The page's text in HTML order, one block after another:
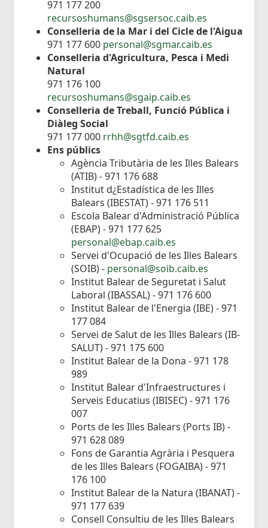
971 177 200
recursoshumans@sgsersoc.caib.es
Conselleria de la Mar i del Cicle de l'Aigua
971 177 600 personal@sgmar.caib.es
Conselleria d'Agricultura, Pesca i Medi
Natural
971 176 100
recursoshumans@sgaip.caib.es
Conselleria de Treball, Funció Pública i
Diàleg Social
971 177 000 rrhh@sgtfd.caib.es
Ens públics
Agència Tributària de les Illes Balears
(ATIB) - 971 176 688
Institut d¿Estadística de les Illes
Balears (IBESTAT) - 971 176 511
Escola Balear d'Administració Pública
(EBAP) - 971 177 625
personal@ebap.caib.es
Servei d'Ocupació de les Illes Balears
(SOIB) - personal@soib.caib.es
Institut Balear de Seguretat i Salut
Laboral (IBASSAL) - 971 176 600
Institut Balear de l'Energia (IBE) - 971
177 084
Servei de Salut de les Illes Balears (IB-
SALUT) - 971 175 600
Institut Balear de la Dona - 971 178
989
Institut Balear d'Infraestructures i
Serveis Educatius (IBISEC) - 971 176
007
Ports de les Illes Balears (Ports IB) -
971 628 089
Fons de Garantia Agrària i Pesquera
de les Illes Balears (FOGAIBA) - 971
176 100
Institut Balear de la Natura (IBANAT) -
971 177 639
Consell Consultiu de les Illes Balears